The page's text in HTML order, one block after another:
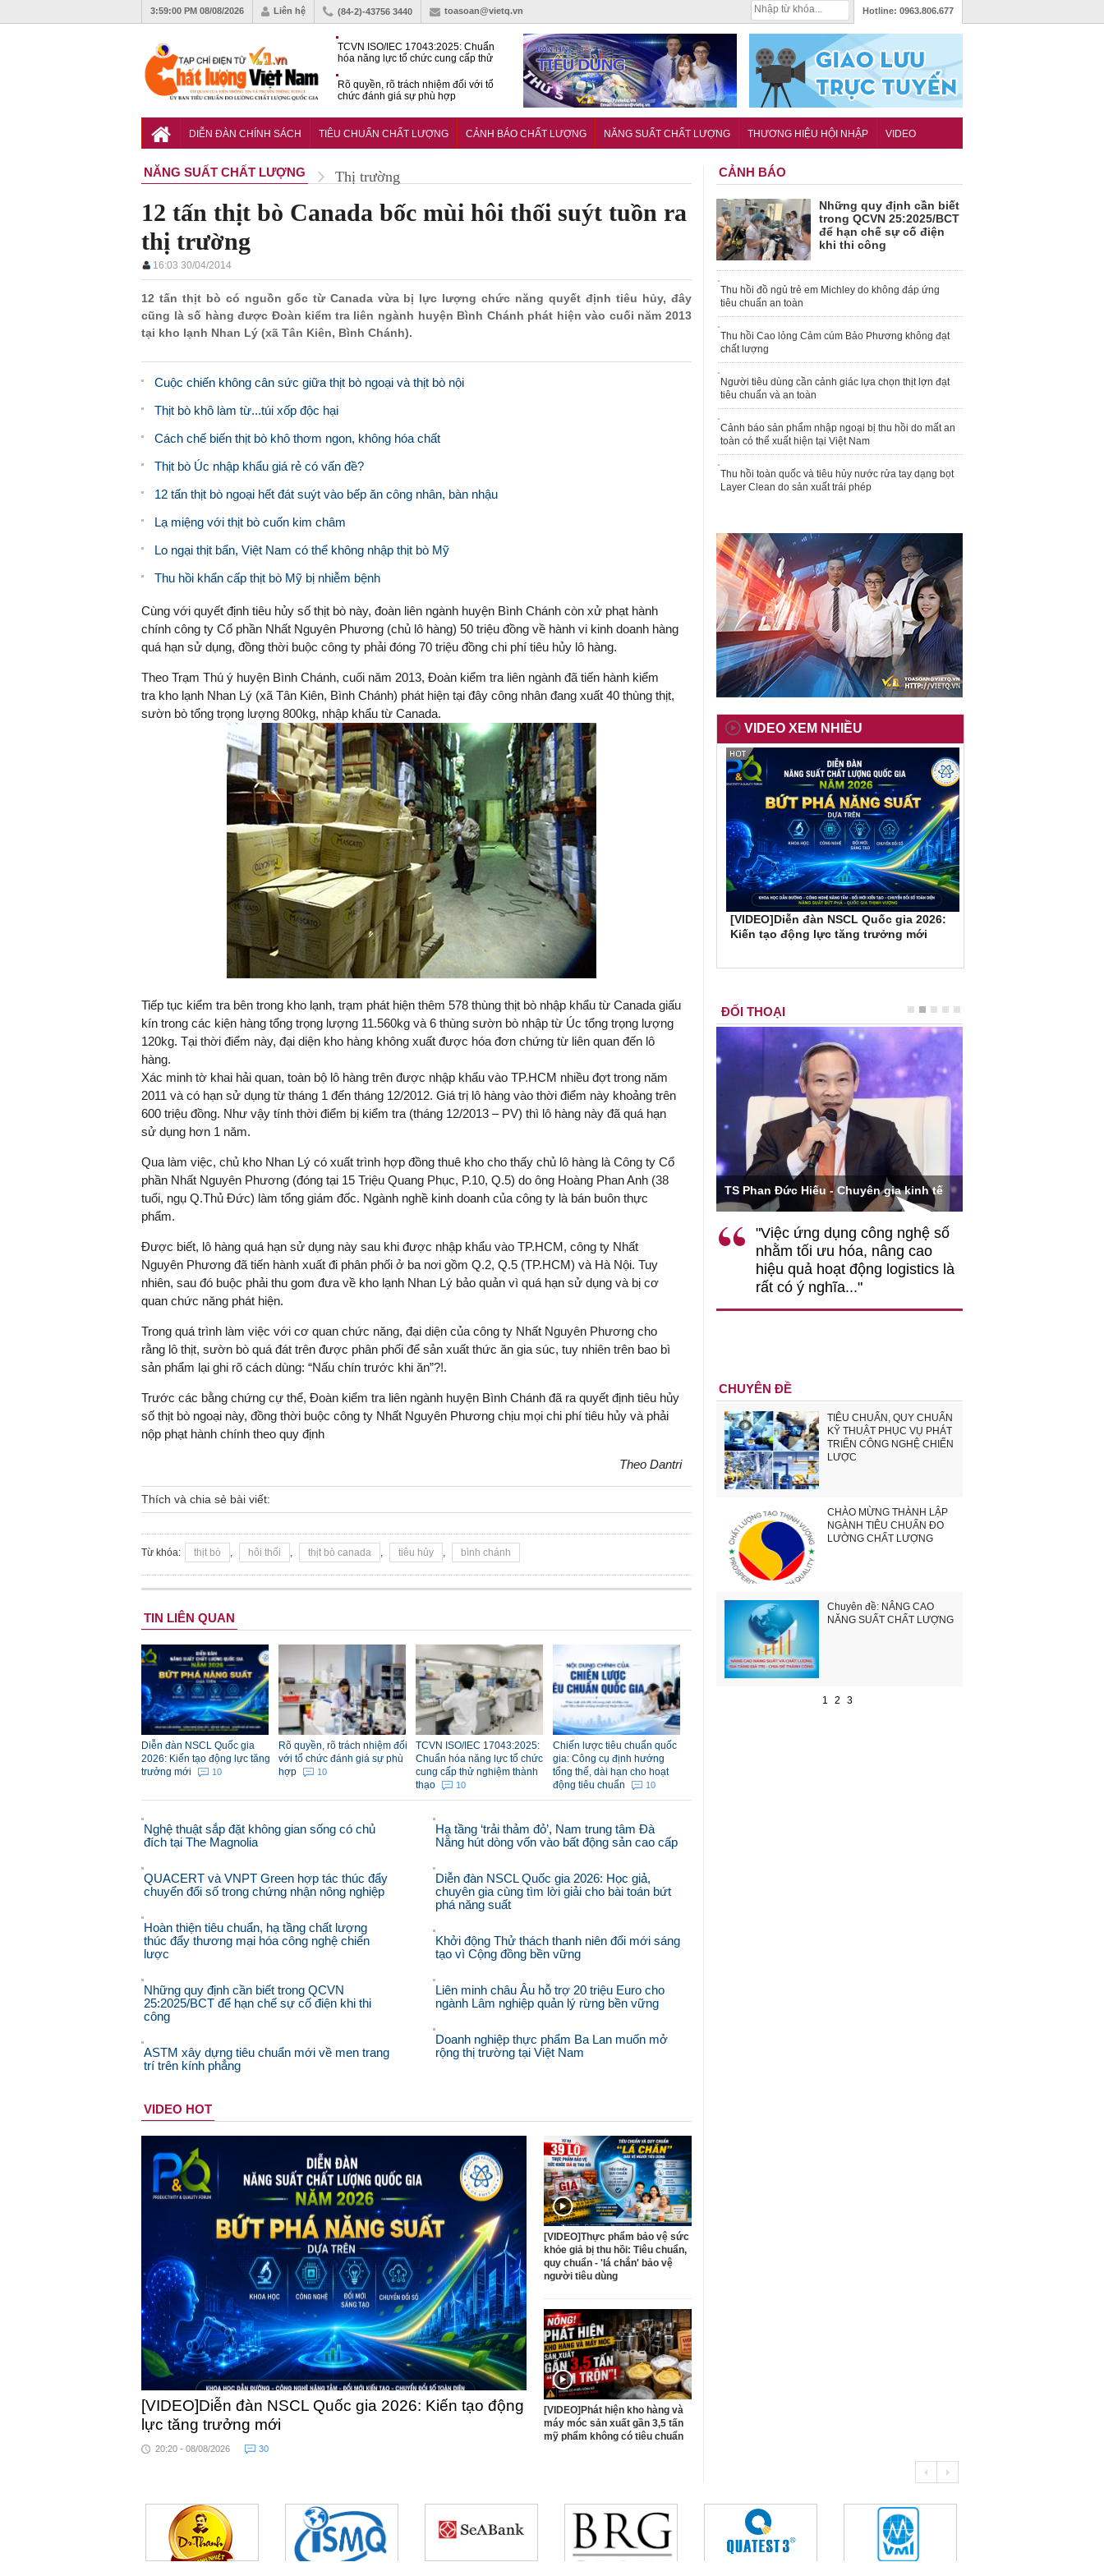
3:59:01 PM 08/08/2026 Liên hệ (84-2)-43756 3440 toasoan@vietq.vn Hotline: 0963.806.677
TCVN ISO/IEC 17043:2025: Chuẩn
hóa năng lực tổ chức cung cấp thử
Rõ quyền, rõ trách nhiệm đối với tổ
chức đánh giá sự phù hợp
Công cụ định hướng tổng thể, dài
DIỄN ĐÀN CHÍNH SÁCH TIÊU CHUẨN CHẤT LƯỢNG CẢNH BÁO CHẤT LƯỢNG NĂNG SUẤT CHẤT LƯỢNG THƯƠNG HIỆU HỘI NHẬP VIDEO
NĂNG SUẤT CHẤT LƯỢNG Thị trường
12 tấn thịt bò Canada bốc mùi hôi thối suýt tuồn ra
thị trường
16:03 30/04/2014
12 tấn thịt bò có nguồn gốc từ Canada vừa bị lực lượng chức năng quyết định tiêu hủy, đây
cũng là số hàng được Đoàn kiểm tra liên ngành huyện Bình Chánh phát hiện vào cuối năm 2013
tại kho lạnh Nhan Lý (xã Tân Kiên, Bình Chánh).
Cuộc chiến không cân sức giữa thịt bò ngoại và thịt bò nội
Thịt bò khô làm từ...túi xốp độc hại
Cách chế biến thịt bò khô thơm ngon, không hóa chất
Thịt bò Úc nhập khẩu giá rẻ có vấn đề?
12 tấn thịt bò ngoại hết đát suýt vào bếp ăn công nhân, bàn nhậu
Lạ miệng với thịt bò cuốn kim châm
Lo ngại thịt bẩn, Việt Nam có thể không nhập thịt bò Mỹ
Thu hồi khẩn cấp thịt bò Mỹ bị nhiễm bệnh
Cùng với quyết định tiêu hủy số thịt bò này, đoàn liên ngành huyện Bình Chánh còn xử phạt hành
chính công ty Cổ phần Nhất Nguyên Phương (chủ lô hàng) 50 triệu đồng về hành vi kinh doanh hàng
quá hạn sử dụng, đồng thời buộc công ty phải đóng 70 triệu đồng chi phí tiêu hủy lô hàng.
Theo Trạm Thú ý huyện Bình Chánh, cuối năm 2013, Đoàn kiểm tra liên ngành đã tiến hành kiểm
tra kho lạnh Nhan Lý (xã Tân Kiên, Bình Chánh) phát hiện tại đây công nhân đang xuất 40 thùng thịt,
sườn bò tổng trọng lượng 800kg, nhập khẩu từ Canada.
Tiếp tục kiểm tra bên trong kho lạnh, trạm phát hiện thêm 578 thùng thịt bò nhập khẩu từ Canada giấu
kín trong các kiện hàng tổng trọng lượng 11.560kg và 6 thùng sườn bò nhập từ Úc tổng trọng lượng
120kg. Tại thời điểm này, đại diện kho hàng không xuất được hóa đơn chứng từ liên quan đến lô
hàng.
Xác minh tờ khai hải quan, toàn bộ lô hàng trên được nhập khẩu vào TP.HCM nhiều đợt trong năm
2011 và có hạn sử dụng từ tháng 1 đến tháng 12/2012. Giá trị lô hàng vào thời điểm này khoảng trên
600 triệu đồng. Như vậy tính thời điểm bị kiểm tra (tháng 12/2013 – PV) thì lô hàng này đã quá hạn
sử dụng hơn 1 năm.
Qua làm việc, chủ kho Nhan Lý có xuất trình hợp đồng thuê kho cho thấy chủ lô hàng là Công ty Cổ
phần Nhất Nguyên Phương (đóng tại 15 Triệu Quang Phục, P.10, Q.5) do ông Hoàng Phan Anh (38
tuổi, ngụ Q.Thủ Đức) làm tổng giám đốc. Ngành nghề kinh doanh của công ty là bán buôn thực
phẩm.
Được biết, lô hàng quá hạn sử dụng này sau khi được nhập khẩu vào TP.HCM, công ty Nhất
Nguyên Phương đã tiến hành xuất đi phân phối ở ba nơi gồm Q.2, Q.5 (TP.HCM) và Hà Nội. Tuy
nhiên, sau đó buộc phải thu gom đưa về kho lạnh Nhan Lý bảo quản vì quá hạn sử dụng và bị cơ
quan chức năng phát hiện.
Trong quá trình làm việc với cơ quan chức năng, đại diện của công ty Nhất Nguyên Phương cho
rằng lô thịt, sườn bò quá đát trên được phân phối để sản xuất thức ăn gia súc, tuy nhiên trên bao bì
sản phẩm lại ghi rõ cách dùng: “Nấu chín trước khi ăn”?!.
Trước các bằng chứng cự thể, Đoàn kiểm tra liên ngành huyện Bình Chánh đã ra quyết định tiêu hủy
số thịt bò ngoại này, đồng thời buộc công ty Nhất Nguyên Phương chịu mọi chi phí tiêu hủy và phải
nộp phạt hành chính theo quy định
Theo Dantri
Thích và chia sẻ bài viết:
Từ khóa: thịt bò , hôi thối , thịt bò canada , tiêu hủy , bình chánh
TIN LIÊN QUAN
Diễn đàn NSCL Quốc gia
2026: Kiến tạo động lực tăng
trưởng mới
10
Rõ quyền, rõ trách nhiệm đối
với tổ chức đánh giá sự phù
hợp
10
TCVN ISO/IEC 17043:2025:
Chuẩn hóa năng lực tổ chức
cung cấp thử nghiệm thành
thạo
10
Chiến lược tiêu chuẩn quốc
gia: Công cụ định hướng
tổng thể, dài hạn cho hoạt
động tiêu chuẩn
10
Nghệ thuật sắp đặt không gian sống có chủ
đích tại The Magnolia
QUACERT và VNPT Green hợp tác thúc đẩy
chuyển đổi số trong chứng nhận nông nghiệp
Hoàn thiện tiêu chuẩn, hạ tầng chất lượng
thúc đẩy thương mại hóa công nghệ chiến
lược
Những quy định cần biết trong QCVN
25:2025/BCT để hạn chế sự cố điện khi thi
công
ASTM xây dựng tiêu chuẩn mới về men trang
trí trên kính phẳng
Hạ tầng ‘trải thảm đỏ’, Nam trung tâm Đà
Nẵng hút dòng vốn vào bất động sản cao cấp
Diễn đàn NSCL Quốc gia 2026: Học giả,
chuyên gia cùng tìm lời giải cho bài toán bứt
phá năng suất
Khởi động Thử thách thanh niên đổi mới sáng
tạo vì Cộng đồng bền vững
Liên minh châu Âu hỗ trợ 20 triệu Euro cho
ngành Lâm nghiệp quản lý rừng bền vững
Doanh nghiệp thực phẩm Ba Lan muốn mở
rộng thị trường tại Việt Nam
VIDEO HOT
[VIDEO]Diễn đàn NSCL Quốc gia 2026: Kiến tạo động
lực tăng trưởng mới
20:20 - 08/08/2026 30
[VIDEO]Thực phẩm bảo vệ sức
khỏe giả bị thu hồi: Tiêu chuẩn,
quy chuẩn - 'lá chắn' bảo vệ
người tiêu dùng
[VIDEO]Phát hiện kho hàng và
máy móc sản xuất gần 3,5 tấn
mỹ phẩm không có tiêu chuẩn
CẢNH BÁO
Những quy định cần biết
trong QCVN 25:2025/BCT
để hạn chế sự cố điện
khi thi công
Thu hồi đồ ngủ trẻ em Michley do không đáp ứng
tiêu chuẩn an toàn
Thu hồi Cao lỏng Cảm cúm Bảo Phương không đạt
chất lượng
Người tiêu dùng cần cảnh giác lựa chọn thịt lợn đạt
tiêu chuẩn và an toàn
Cảnh báo sản phẩm nhập ngoại bị thu hồi do mất an
toàn có thể xuất hiện tại Việt Nam
Thu hồi toàn quốc và tiêu hủy nước rửa tay dạng bọt
Layer Clean do sản xuất trái phép
VIDEO XEM NHIỀU
[VIDEO]Diễn đàn NSCL Quốc gia 2026:
Kiến tạo động lực tăng trưởng mới
ĐỐI THOẠI
TS. Nguyễn Đức Độ - Phó Viện trưởng
Viện Kinh tế Tài chính
ngay từ bây giờ và trên thực tế
đang được tiến hành như tăng
đầu tư cho khoa học công
nghệ; ban hành các cơ chế
khuyến khích đổi mới sáng tạo,
khởi nghiệp..."
sách tài khóa không chỉ mang ý
nghĩa hỗ trợ ngắn hạn mà còn
đóng vai trò tạo nền tảng cho
TS Phan Đức Hiếu - Chuyên gia kinh tế
"Việc ứng dụng công nghệ số
nhằm tối ưu hóa, nâng cao
hiệu quả hoạt động logistics là
rất có ý nghĩa..."
CHUYÊN ĐỀ
TIÊU CHUẨN, QUY CHUẨN
KỸ THUẬT PHỤC VỤ PHÁT
TRIỂN CÔNG NGHỆ CHIẾN
LƯỢC
CHÀO MỪNG THÀNH LẬP
NGÀNH TIÊU CHUẨN ĐO
LƯỜNG CHẤT LƯỢNG
Chuyên đề: NÂNG CAO
NĂNG SUẤT CHẤT LƯỢNG
1 2 3